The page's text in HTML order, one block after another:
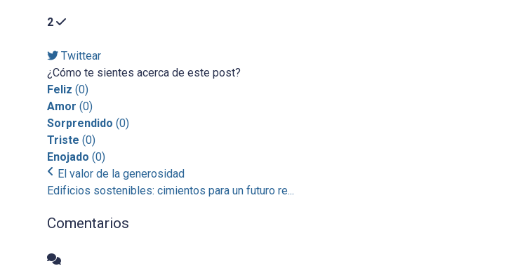
2
Twittear
¿Cómo te sientes acerca de este post?
Feliz (0)
Amor (0)
Sorprendido (0)
Triste (0)
Enojado (0)
El valor de la generosidad
Edificios sostenibles: cimientos para un futuro re...
Comentarios